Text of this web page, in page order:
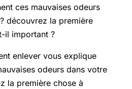
ces mauvaises odeurs
découvrez la première
il important ?
enlever vous explique
odeurs dans votre
la première chose à